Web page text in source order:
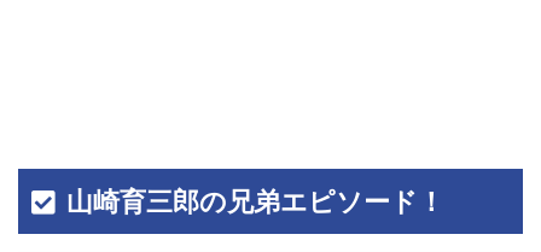
山崎育三郎の兄弟エピソード！